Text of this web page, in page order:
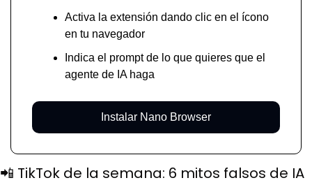
Activa la extensión dando clic en el ícono
en tu navegador
Indica el prompt de lo que quieres que el
agente de IA haga
Instalar Nano Browser
📲 TikTok de la semana: 6 mitos falsos de IA